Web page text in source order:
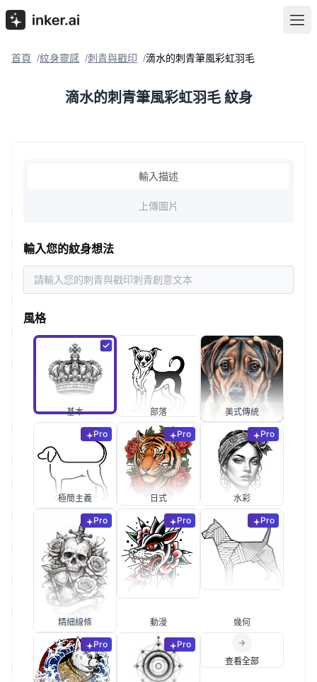
首頁 /紋身靈感 /刺青與戳印 /滴水的刺青筆風彩虹羽毛
滴水的刺青筆風彩虹羽毛 紋身
輸入描述
上傳圖片
輸入您的紋身想法
風格
基本 部落 美式傳統
Pro
極簡主義
Pro
日式
Pro
水彩
Pro
精細線條
Pro
動漫
Pro
幾何
Pro Pro
查看全部